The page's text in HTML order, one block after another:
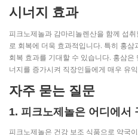
시너지 효과
피크노제놀과 감마리놀렌산을 함께 섭
로 회복에 더욱 효과적입니다. 특히 홍
회복 효과를 기대할 수 있습니다. 홍삼
너지를 증가시켜 직장인들에게 매우 유
자주 묻는 질문
1. 피크노제놀은 어디에서
피크노제놀은 건강 보조 식품으로 약국